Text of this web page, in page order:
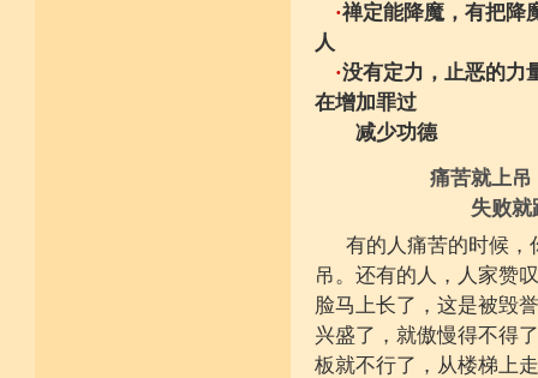
·禅定能降魔，有把降
人
·没有定力，止恶的力
在增加罪过
减少功德
痛苦就上吊
失败就
有的人痛苦的时候，
吊。还有的人，人家赞
脸马上长了，这是被毁
兴盛了，就傲慢得不得
板就不行了，从楼梯上